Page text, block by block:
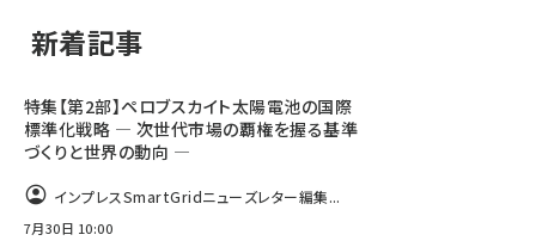
新着記事
特集【第2部】ペロブスカイト太陽電池の国際
標準化戦略 ― 次世代市場の覇権を握る基準
づくりと世界の動向 ―
インプレスSmartGridニューズレター編集...
7月30日 10:00